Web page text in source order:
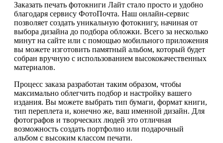
Заказать печать фотокниги Лайт стало просто и удобно
благодаря сервису ФотоПочта. Наш онлайн-сервис
позволяет создать уникальную фотокнигу, начиная от
выбора дизайна до подбора обложки. Всего за несколько
минут на сайте или с помощью мобильного приложения
вы можете изготовить памятный альбом, который будет
собран вручную с использованием высококачественных
материалов.
Процесс заказа разработан таким образом, чтобы
максимально облегчить подбор и настройку вашего
издания. Вы можете выбрать тип бумаги, формат книги,
тип переплета и, конечно же, ваш именной дизайн. Для
фотографов и творческих людей это отличная
возможность создать портфолио или подарочный
альбом с высоким классом печати.